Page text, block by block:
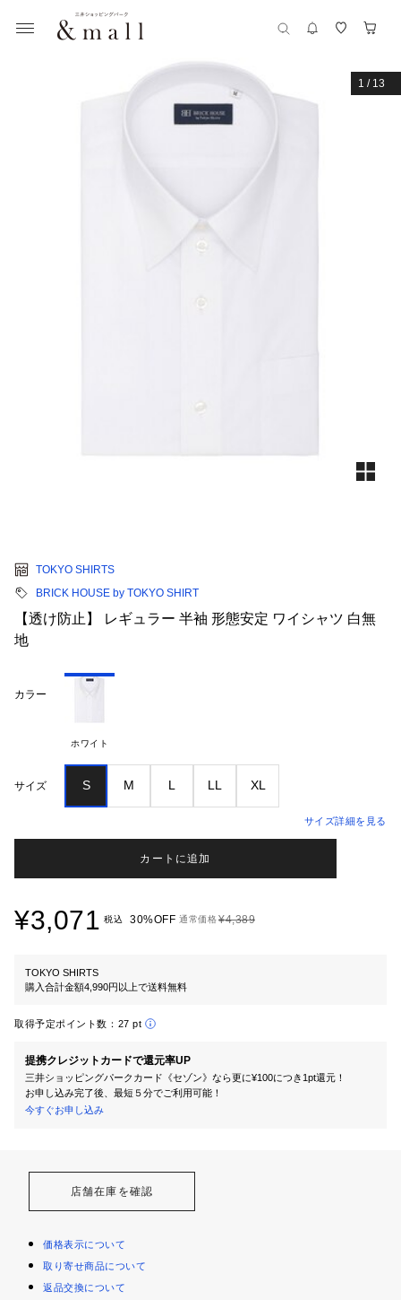
1 / 13
TOKYO SHIRTS
BRICK HOUSE by TOKYO SHIRT
【透け防止】 レギュラー 半袖 形態安定 ワイシャツ 白無
地
カラー
ホワイト
サイズ S M L LL XL
サイズ詳細を見る
カートに追加
¥3,071 税込 30%OFF 通常価格¥4,389
TOKYO SHIRTS
購入合計金額4,990円以上で送料無料
取得予定ポイント数： 27 pt
提携クレジットカードで還元率UP
三井ショッピングパークカード《セゾン》なら更に¥100につき1pt還元！
お申し込み完了後、最短５分でご利用可能！
今すぐお申し込み
店舗在庫を確認
価格表示について
取り寄せ商品について
返品交換について